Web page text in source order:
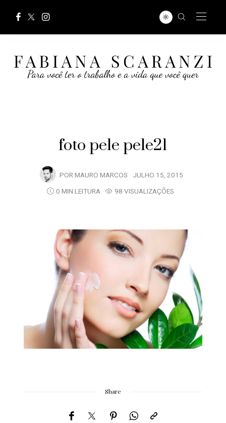
foto pele pele21
POR MAURO MARCOS JULHO 15, 2015
0 MIN LEITURA
98 VISUALIZAÇÕES
Share